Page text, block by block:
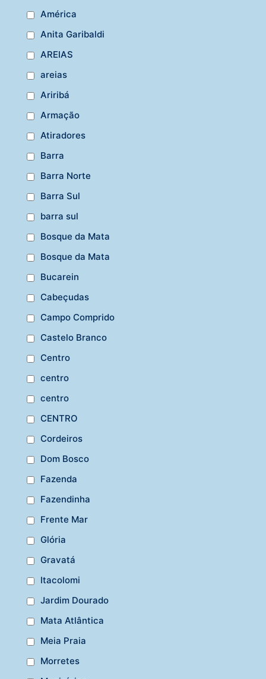
América
Anita Garibaldi
AREIAS
areias
Ariribá
Armação
Atiradores
Barra
Barra Norte
Barra Sul
barra sul
Bosque da Mata
Bosque da Mata
Bucarein
Cabeçudas
Campo Comprido
Castelo Branco
Centro
centro
centro
CENTRO
Cordeiros
Dom Bosco
Fazenda
Fazendinha
Frente Mar
Glória
Gravatá
Itacolomi
Jardim Dourado
Mata Atlântica
Meia Praia
Morretes